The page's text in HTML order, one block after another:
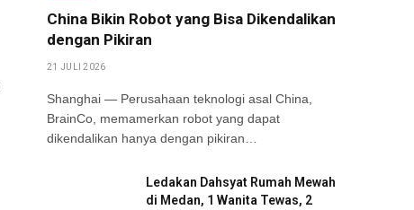
China Bikin Robot yang Bisa Dikendalikan
dengan Pikiran
21 JULI 2026
Shanghai — Perusahaan teknologi asal China,
BrainCo, memamerkan robot yang dapat
dikendalikan hanya dengan pikiran…
Ledakan Dahsyat Rumah Mewah
di Medan, 1 Wanita Tewas, 2